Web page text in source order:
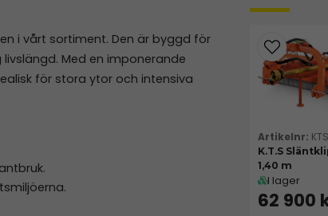
i vårt sortiment. Den är byggd för
Med en imponerande
för stora ytor och intensiva
K.T.S
1,40 m
I lager
62 900